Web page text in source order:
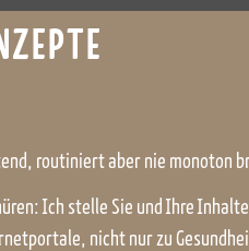
routiniert aber nie monoton
Ich stelle Sie und Ihre
nicht nur zu